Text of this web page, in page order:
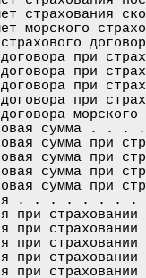
страхового
договора при
договора при
договора при
договора при
договора
сумма
сумма при
сумма
сумма при
. . . . . .
при
при
при
при
при